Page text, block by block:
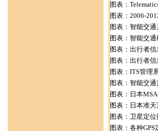
图表：
图表：2006-
图表：智能交
图表：智能交通
图表：出行者
图表：出行者
图表：ITS管理
图表：智能交
图表：日本
图表：日本准
图表：卫星定
图表：各种